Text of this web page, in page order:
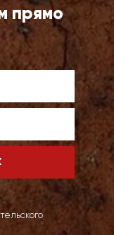
прямо